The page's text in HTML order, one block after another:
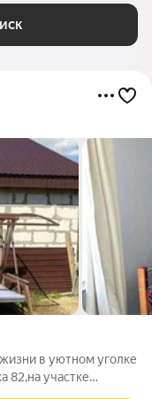
в уютном уголке
82,на участке